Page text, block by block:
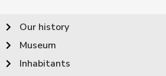
Our history
Museum
Inhabitants